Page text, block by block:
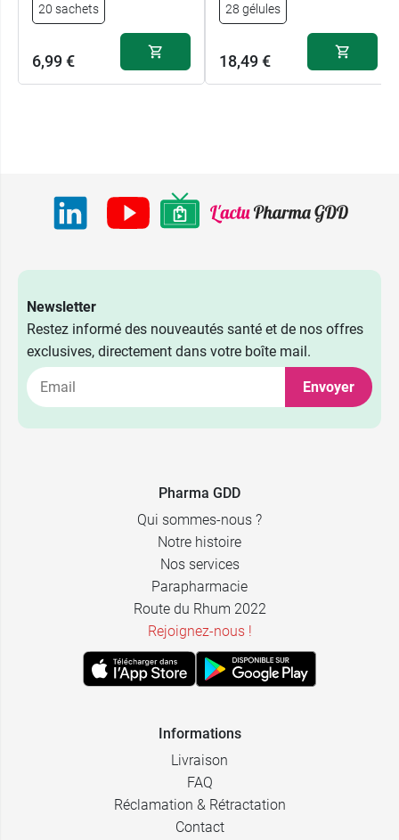
20 sachets
6,99 €
28 gélules
18,49 €
Newsletter
Restez informé des nouveautés santé et de nos offres
exclusives, directement dans votre boîte mail.
Envoyer
Pharma GDD
Qui sommes-nous ?
Notre histoire
Nos services
Parapharmacie
Route du Rhum 2022
Rejoignez-nous !
Informations
Livraison
FAQ
Réclamation & Rétractation
Contact